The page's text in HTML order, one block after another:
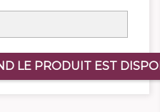
LE PRODUIT EST